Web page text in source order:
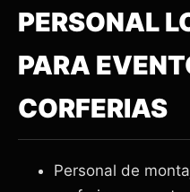
PERSONAL
PARA
CORFERIAS
Personal de